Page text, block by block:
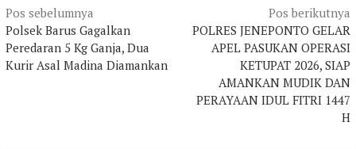
Navigasi
pos
Pos sebelumnya
Polsek Barus Gagalkan
Peredaran 5 Kg Ganja, Dua
Kurir Asal Madina Diamankan
Pos berikutnya
POLRES JENEPONTO GELAR
APEL PASUKAN OPERASI
KETUPAT 2026, SIAP
AMANKAN MUDIK DAN
PERAYAAN IDUL FITRI 1447
H